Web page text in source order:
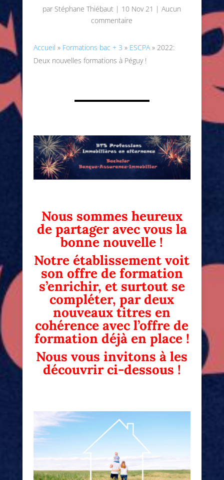
par Stéphane Thiébaut | 10 Nov 21 |Aucun
commentaire
Accueil » Formations bac + 3 » ESCPA»2022:
Deux nouvelles formations à Péguy !
Nous sommes heureux
de partager avec vous la
bonne nouvelle !
Notre établissement voit
son offre de formation
s’enrichir, et surtout se
compléter, par deux
nouveaux titres en
cohérence avec l’offre de
formation déjà en place !
Nous vous invitons à les
découvrir ci-dessous !